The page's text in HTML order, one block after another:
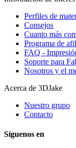
Perfiles de
Consejos
Cuanto más
Programa de
FAQ -
Soporte para
Nosotros y el
Acerca de 3DJake
Nuestro grupo
Contacto
Síguenos en